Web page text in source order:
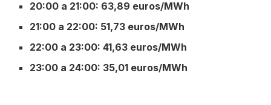
20:00 a 21:00: 63,89 euros/MWh
21:00 a 22:00: 51,73 euros/MWh
22:00 a 23:00: 41,63 euros/MWh
23:00 a 24:00: 35,01 euros/MWh